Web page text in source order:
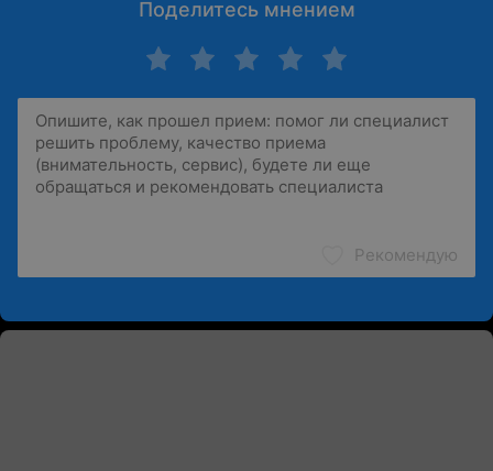
Поделитесь мнением
Рекомендую